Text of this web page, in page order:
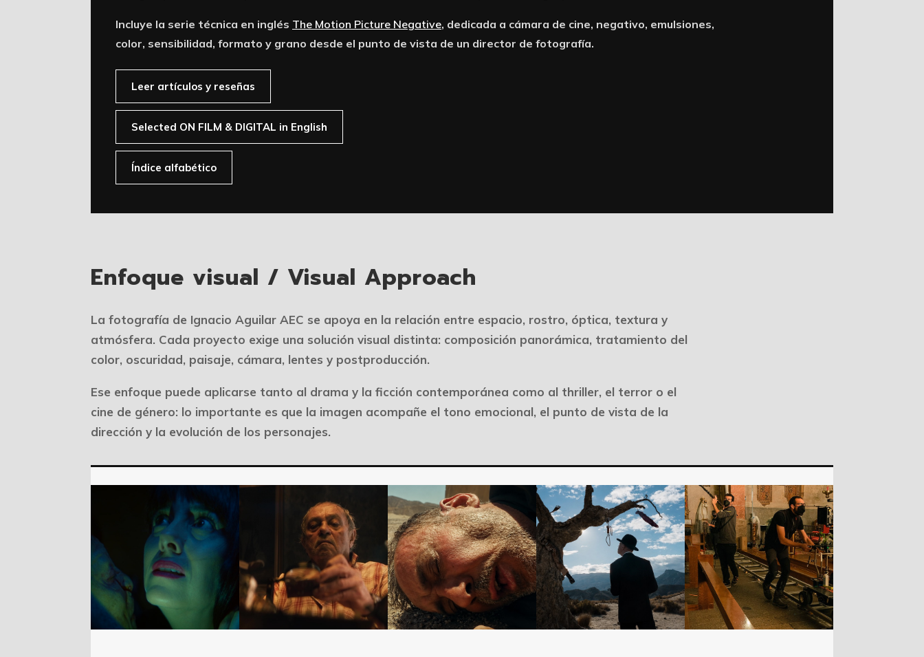
Incluye la serie técnica en inglés The Motion Picture Negative, dedicada a cámara de cine, negativo, emulsiones,
color, sensibilidad, formato y grano desde el punto de vista de un director de fotografía.
Leer artículos y reseñas
Selected ON FILM & DIGITAL in English
Índice alfabético
Enfoque visual / Visual Approach
La fotografía de Ignacio Aguilar AEC se apoya en la relación entre espacio, rostro, óptica, textura y
atmósfera. Cada proyecto exige una solución visual distinta: composición panorámica, tratamiento del
color, oscuridad, paisaje, cámara, lentes y postproducción.
Ese enfoque puede aplicarse tanto al drama y la ficción contemporánea como al thriller, el terror o el
cine de género: lo importante es que la imagen acompañe el tono emocional, el punto de vista de la
dirección y la evolución de los personajes.